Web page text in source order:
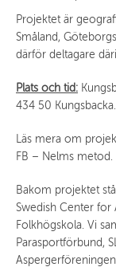
Projektet är
Småland,
därför deltagare
Plats och tid:
434 50
Läs mera om
FB – Nelms metod.
Bakom projektet
Swedish Center for
Folkhögskola. Vi
Parasportförbund,
Aspergerföreningen